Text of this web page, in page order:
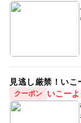
見逃し厳禁！い
クーポン
いこー